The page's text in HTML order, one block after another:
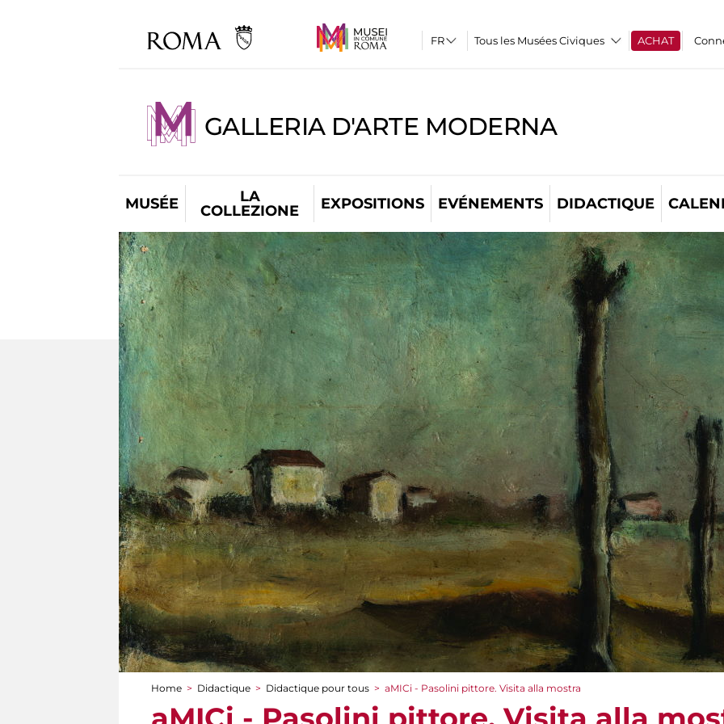
Tous les Musées Civiques ACHAT
GALLERIA D'ARTE MODERNA
MUSÉE
LA
COLLEZIONE
EXPOSITIONS EVÉNEMENTS DIDACTIQUE
You are here
Home > Didactique > Didactique pour tous > aMICi - Pasolini pittore. Visita alla mostra